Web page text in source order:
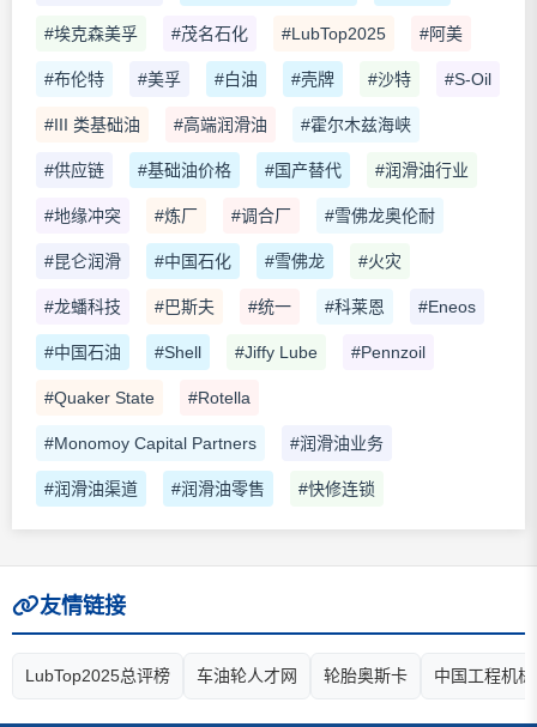
#埃克森美孚 #茂名石化 #LubTop2025 #阿美
#布伦特 #美孚 #白油 #壳牌 #沙特 #S-Oil
#III 类基础油 #高端润滑油 #霍尔木兹海峡
#供应链 #基础油价格 #国产替代 #润滑油行业
#地缘冲突 #炼厂 #调合厂 #雪佛龙奥伦耐
#昆仑润滑 #中国石化 #雪佛龙 #火灾
#龙蟠科技 #巴斯夫 #统一 #科莱恩 #Eneos
#中国石油 #Shell #Jiffy Lube #Pennzoil
#Quaker State #Rotella
#Monomoy Capital Partners #润滑油业务
#润滑油渠道 #润滑油零售 #快修连锁
友情链接
LubTop2025总评榜 车油轮人才网 轮胎奥斯卡 中国工程机